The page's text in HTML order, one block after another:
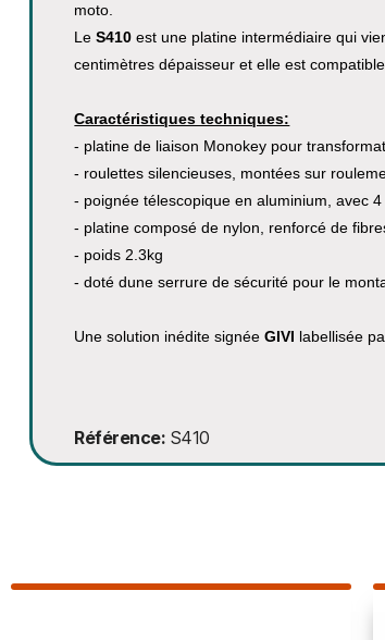
moto.
LeS410est une platine intermédiaire qui
centimètres dépaisseur et elle est
Caractéristiques techniques:
- platine de liaison Monokey pour
- roulettes silencieuses, montées sur
- poignée télescopique en aluminium, avec
- platine composé de nylon, renforcé de
- poids 2.3kg
- doté dune serrure de sécurité pour le
Une solution inédite signéeGIVI labellisée
Référence S410